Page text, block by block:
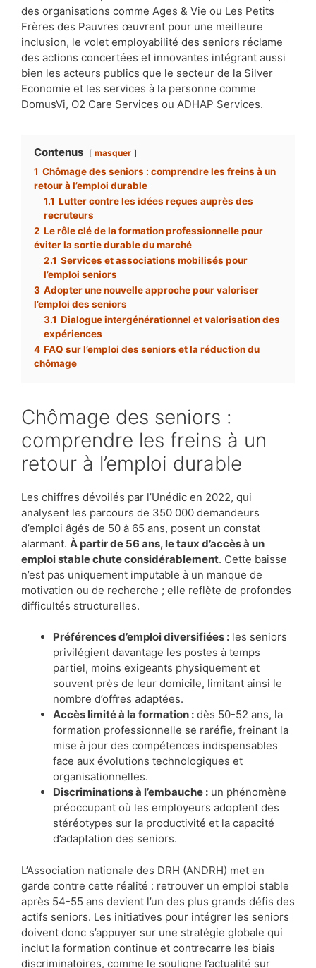
des organisations comme Ages & Vie ou Les Petits
Frères des Pauvres œuvrent pour une meilleure
inclusion, le volet employabilité des seniors réclame
des actions concertées et innovantes intégrant aussi
bien les acteurs publics que le secteur de la Silver
Economie et les services à la personne comme
DomusVi, O2 Care Services ou ADHAP Services.
Contenus masquer
1 Chômage des seniors : comprendre les freins à un
retour à l’emploi durable
1.1 Lutter contre les idées reçues auprès des
recruteurs
2 Le rôle clé de la formation professionnelle pour
éviter la sortie durable du marché
2.1 Services et associations mobilisés pour
l’emploi seniors
3 Adopter une nouvelle approche pour valoriser
l’emploi des seniors
3.1 Dialogue intergénérationnel et valorisation des
expériences
4 FAQ sur l’emploi des seniors et la réduction du
chômage
Chômage des seniors :
comprendre les freins à un
retour à l’emploi durable
Les chiffres dévoilés par l’Unédic en 2022, qui
analysent les parcours de 350 000 demandeurs
d’emploi âgés de 50 à 65 ans, posent un constat
alarmant. À partir de 56 ans, le taux d’accès à un
emploi stable chute considérablement. Cette baisse
n’est pas uniquement imputable à un manque de
motivation ou de recherche ; elle reflète de profondes
difficultés structurelles.
Préférences d’emploi diversifiées : les seniors
privilégient davantage les postes à temps
partiel, moins exigeants physiquement et
souvent près de leur domicile, limitant ainsi le
nombre d’offres adaptées.
Accès limité à la formation : dès 50-52 ans, la
formation professionnelle se raréfie, freinant la
mise à jour des compétences indispensables
face aux évolutions technologiques et
organisationnelles.
Discriminations à l’embauche : un phénomène
préoccupant où les employeurs adoptent des
stéréotypes sur la productivité et la capacité
d’adaptation des seniors.
L’Association nationale des DRH (ANDRH) met en
garde contre cette réalité : retrouver un emploi stable
après 54-55 ans devient l’un des plus grands défis des
actifs seniors. Les initiatives pour intégrer les seniors
doivent donc s’appuyer sur une stratégie globale qui
inclut la formation continue et contrecarre les biais
discriminatoires, comme le souligne l’actualité sur